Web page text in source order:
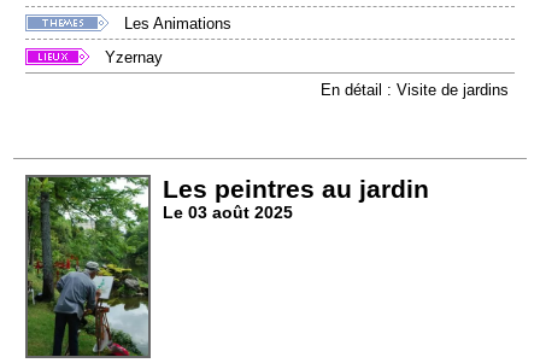
Les Animations
Yzernay
En détail : Visite de jardins
Les peintres au jardin
Le 03 août 2025